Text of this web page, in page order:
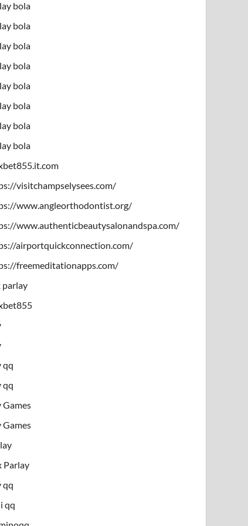
bola
bola
bola
bola
bola
bola
bola
bola
visitchampselysees.com/
www.angleorthodontist.org/
www.authenticbeautysalonandspa.com/
airportquickconnection.com/
freemeditationapps.com/
parlay
qq
qq
Games
Games
Parlay
qq
qq